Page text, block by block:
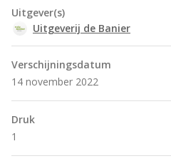
Uitgever(s)
Uitgeverij de Banier
Verschijningsdatum
14 november 2022
Druk
1